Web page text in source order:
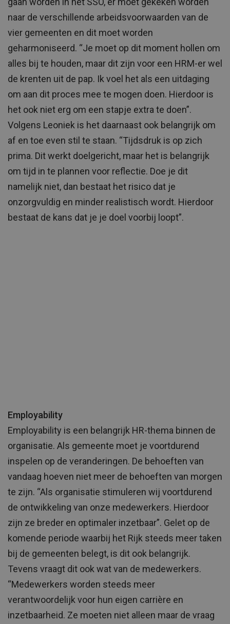
naar de verschillende arbeidsvoorwaarden van de
vier gemeenten en dit moet worden
geharmoniseerd. “Je moet op dit moment hollen om
alles bij te houden, maar dit zijn voor een HRM-er wel
de krenten uit de pap. Ik voel het als een uitdaging
om aan dit proces mee te mogen doen. Hierdoor is
het ook niet erg om een stapje extra te doen”.
Volgens Leoniek is het daarnaast ook belangrijk om
af en toe even stil te staan. “Tijdsdruk is op zich
prima. Dit werkt doelgericht, maar het is belangrijk
om tijd in te plannen voor reflectie. Doe je dit
namelijk niet, dan bestaat het risico dat je
onzorgvuldig en minder realistisch wordt. Hierdoor
bestaat de kans dat je je doel voorbij loopt”.
Employability
Employability is een belangrijk HR-thema binnen de
organisatie. Als gemeente moet je voortdurend
inspelen op de veranderingen. De behoeften van
vandaag hoeven niet meer de behoeften van morgen
te zijn. “Als organisatie stimuleren wij voortdurend
de ontwikkeling van onze medewerkers. Hierdoor
zijn ze breder en optimaler inzetbaar”. Gelet op de
komende periode waarbij het Rijk steeds meer taken
bij de gemeenten belegt, is dit ook belangrijk.
Tevens vraagt dit ook wat van de medewerkers.
“Medewerkers worden steeds meer
verantwoordelijk voor hun eigen carrière en
inzetbaarheid. Ze moeten niet alleen maar de vraag